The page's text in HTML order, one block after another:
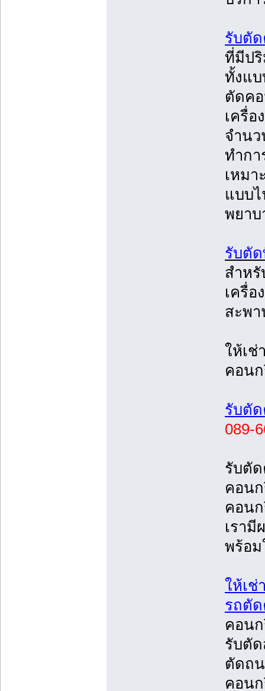
รับตั
ที่มีป
ทั้งแบ
ตัดค
เครื่
จำน
ทำกา
เหม
แบบ
พยาบ
รับตั
สำห
เครื่
สะพ
ให้เช่
คอน
รับตั
089-
รับตั
คอน
คอน
เรา
พร้อม
ให้เช่
รถตั
คอน
รับตั
ตัดถ
คอน